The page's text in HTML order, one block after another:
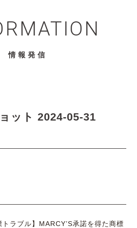
情報発信
ット 2024-05-31
トラブル】MARCY’S承諾を得た商標